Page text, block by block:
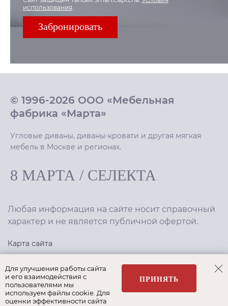
использования.
© 1996-2026 ООО «Мебельная
фабрика «Марта»
Угловые диваны, диваны-кровати и другая мягкая
мебель в Москве и регионах.
8 МАРТА / СЕЛЕКТА
Любая информация на сайте носит справочный
характер и не является публичной офертой.
Карта сайта
Политика конфиденциальности
Создание сайта,интернет-маркетинг
Для улучшения работы сайта
и его взаимодействия с
пользователями мы
используем файлы cookie. Для
оценки эффективности сайта
ПРИНЯТЬ